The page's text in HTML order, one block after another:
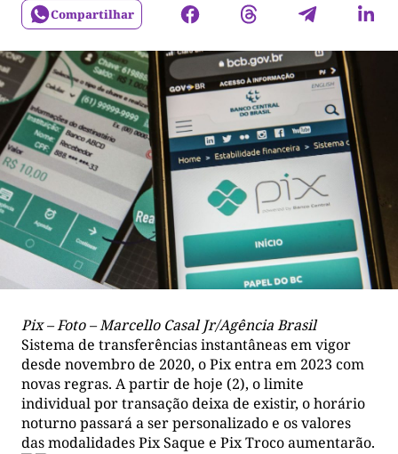
Compartilhar
Pix – Foto – Marcello Casal Jr/Agência Brasil
Sistema de transferências instantâneas em vigor
desde novembro de 2020, o Pix entra em 2023 com
novas regras. A partir de hoje (2), o limite
individual por transação deixa de existir, o horário
noturno passará a ser personalizado e os valores
das modalidades Pix Saque e Pix Troco aumentarão.